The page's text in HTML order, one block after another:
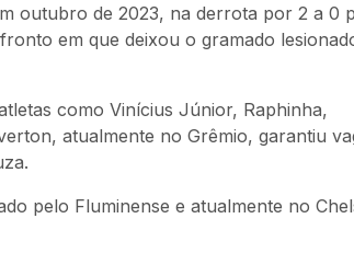
outubro de 2023, na derrota por 2 a 0
em que deixou o gramado
como Vinícius Júnior, Raphinha,
, atualmente no Grêmio, garantiu
.
pelo Fluminense e atualmente no